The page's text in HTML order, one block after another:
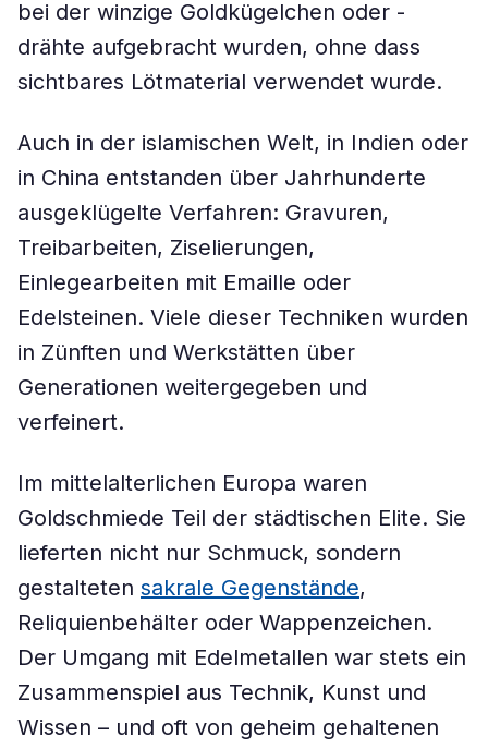
bei der winzige Goldkügelchen oder -
drähte aufgebracht wurden, ohne dass
sichtbares Lötmaterial verwendet wurde.
Auch in der islamischen Welt, in Indien oder
in China entstanden über Jahrhunderte
ausgeklügelte Verfahren: Gravuren,
Treibarbeiten, Ziselierungen,
Einlegearbeiten mit Emaille oder
Edelsteinen. Viele dieser Techniken wurden
in Zünften und Werkstätten über
Generationen weitergegeben und
verfeinert.
Im mittelalterlichen Europa waren
Goldschmiede Teil der städtischen Elite. Sie
lieferten nicht nur Schmuck, sondern
gestalteten sakrale Gegenstände,
Reliquienbehälter oder Wappenzeichen.
Der Umgang mit Edelmetallen war stets ein
Zusammenspiel aus Technik, Kunst und
Wissen – und oft von geheim gehaltenen